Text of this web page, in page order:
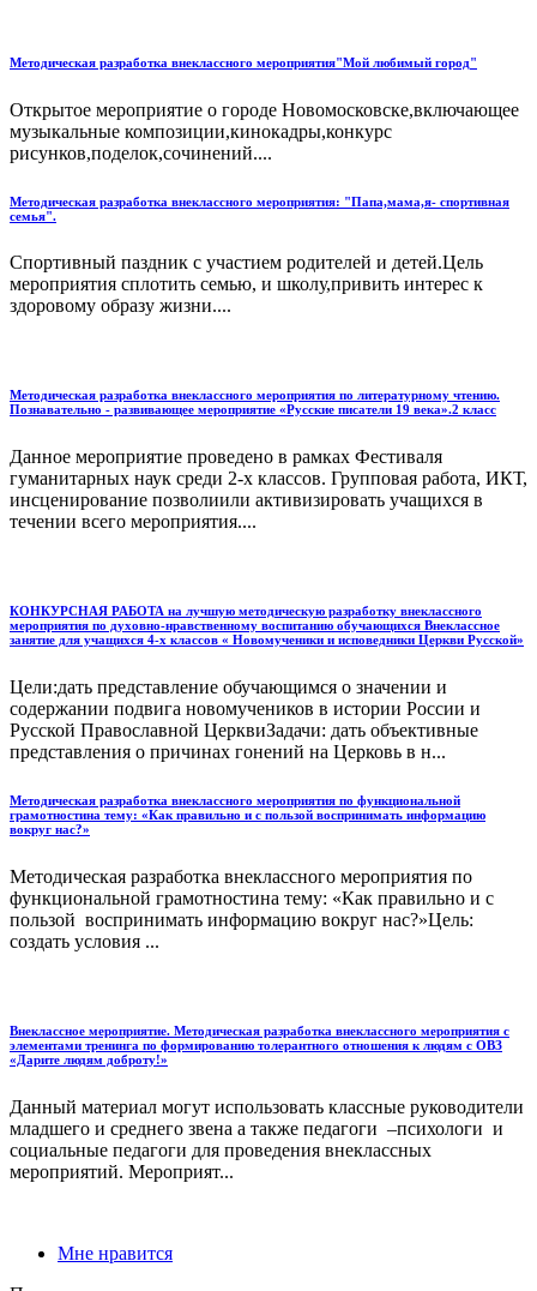
Методическая разработка внеклассного мероприятия"Мой любимый город"
Открытое мероприятие о городе Новомосковске,включающее
музыкальные композиции,кинокадры,конкурс
рисунков,поделок,сочинений....
Методическая разработка внеклассного мероприятия: "Папа,мама,я- спортивная
семья".
Спортивный паздник с участием родителей и детей.Цель
мероприятия сплотить семью, и школу,привить интерес к
здоровому образу жизни....
Методическая разработка внеклассного мероприятия по литературному чтению.
Познавательно - развивающее мероприятие «Русские писатели 19 века».2 класс
Данное мероприятие проведено в рамках Фестиваля
гуманитарных наук среди 2-х классов. Групповая работа, ИКТ,
инсценирование позволиили активизировать учащихся в
течении всего мероприятия....
КОНКУРСНАЯ РАБОТА на лучшую методическую разработку внеклассного
мероприятия по духовно-нравственному воспитанию обучающихся Внеклассное
занятие для учащихся 4-х классов « Новомученики и исповедники Церкви Русской»
Цели:дать представление обучающимся о значении и
содержании подвига новомучеников в истории России и
Русской Православной ЦерквиЗадачи: дать объективные
представления о причинах гонений на Церковь в н...
Методическая разработка внеклассного мероприятия по функциональной
грамотностина тему: «Как правильно и с пользой воспринимать информацию
вокруг нас?»
Методическая разработка внеклассного мероприятия по
функциональной грамотностина тему: «Как правильно и с
пользой воспринимать информацию вокруг нас?»Цель:
создать условия ...
Внеклассное мероприятие. Методическая разработка внеклассного мероприятия с
элементами тренинга по формированию толерантного отношения к людям с ОВЗ
«Дарите людям доброту!»
Данный материал могут использовать классные руководители
младшего и среднего звена а также педагоги –психологи и
социальные педагоги для проведения внеклассных
мероприятий. Мероприят...
Мне нравится